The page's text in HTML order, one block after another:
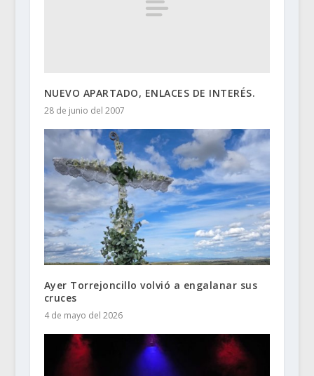
NUEVO APARTADO, ENLACES DE INTERÉS.
28 de junio del 2007
Ayer Torrejoncillo volvió a engalanar sus
cruces
4 de mayo del 2026